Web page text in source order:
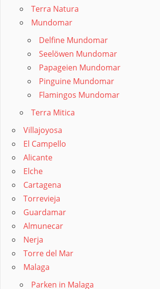
Terra Natura
Mundomar
Delfine Mundomar
Seelöwen Mundomar
Papageien Mundomar
Pinguine Mundomar
Flamingos Mundomar
Terra Mitica
Villajoyosa
El Campello
Alicante
Elche
Cartagena
Torrevieja
Guardamar
Almunecar
Nerja
Torre del Mar
Malaga
Parken in Malaga